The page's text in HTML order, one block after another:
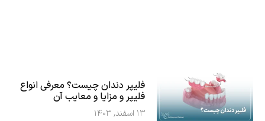
فلیپر دندان چیست؟ معرفی انواع
فلیپر و مزایا و معایب آن
۱۳ اسفند, ۱۴۰۳